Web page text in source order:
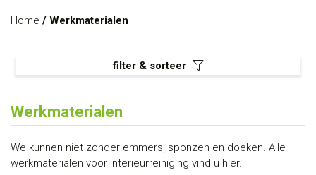
Werkmaterialen
We kunnen niet zonder emmers, sponzen en doeken. Alle
werkmaterialen voor interieurreiniging vind u hier.
Home / Werkmaterialen
filter & sorteer